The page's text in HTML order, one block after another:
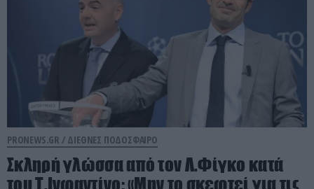
PRONEWS.GR / ΔΙΕΘΝΕΣ ΠΟΔΟΣΦΑΙΡΟ
Σκληρή γλώσσα από τον Λ.Φίγκο κατά
του Τ.Ινφαντίνο: «Μην το σκεφτεί για τις